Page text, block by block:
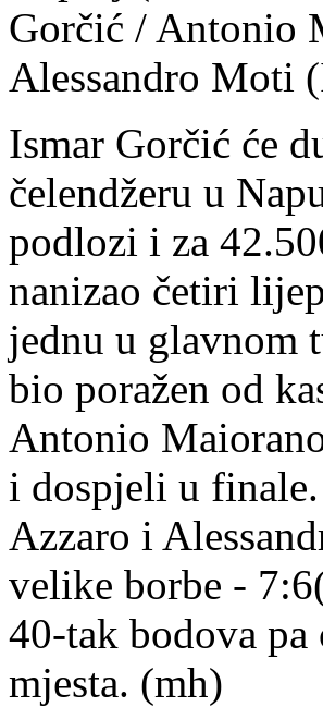
Gorčić / Antonio
Alessandro Moti
Ismar Gorčić će
čelendžeru u
podlozi i za
nanizao četiri
jednu u glavnom
bio poražen od
Antonio
i dospjeli u
Azzaro i
velike borbe -
40-tak bodova
mjesta. (mh)